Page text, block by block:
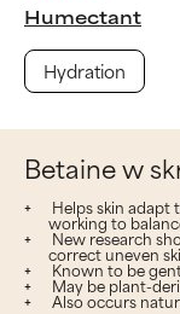
Humectant
Hydration
Betaine w
Helps skin adapt
working to
New research
correct uneven
Known to be
May be plant-
Also occurs